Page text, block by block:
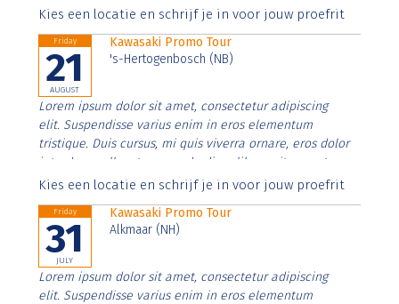
Aenean faucibus nibh et justo cursus id rutrum lorem
Kies een locatie en schrijf je in voor jouw proefrit
Friday
21
AUGUST
Kawasaki Promo Tour
's-Hertogenbosch (NB)
Lorem ipsum dolor sit amet, consectetur adipiscing
elit. Suspendisse varius enim in eros elementum
tristique. Duis cursus, mi quis viverra ornare, eros dolor
interdum nulla, ut commodo diam libero vitae erat.
Aenean faucibus nibh et justo cursus id rutrum lorem
Kies een locatie en schrijf je in voor jouw proefrit
Friday
31
JULY
Kawasaki Promo Tour
Alkmaar (NH)
Lorem ipsum dolor sit amet, consectetur adipiscing
elit. Suspendisse varius enim in eros elementum